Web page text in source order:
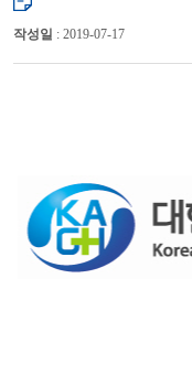
작성일 : 2019-07-17